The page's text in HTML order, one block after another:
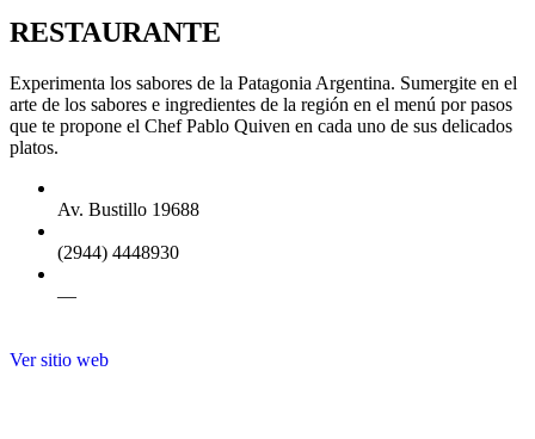
RESTAURANTE
Experimenta los sabores de la Patagonia Argentina. Sumergite en el
arte de los sabores e ingredientes de la región en el menú por pasos
que te propone el Chef Pablo Quiven en cada uno de sus delicados
platos.
Av. Bustillo 19688
(2944) 4448930
—
Ver sitio web